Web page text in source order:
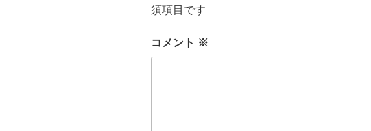
須項目です
コメント ※